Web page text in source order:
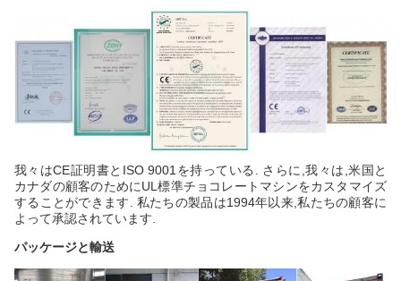
我々はCE証明書とISO 9001を持っている. さらに,我々は,米国と
カナダの顧客のためにUL標準チョコレートマシンをカスタマイズ
することができます. 私たちの製品は1994年以来,私たちの顧客に
よって承認されています.
パッケージと輸送